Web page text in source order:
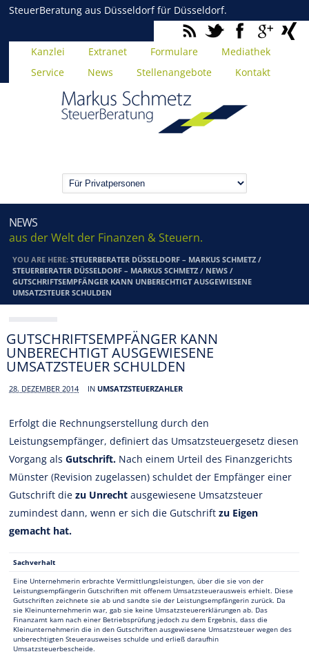
SteuerBeratung aus Düsseldorf für Düsseldorf.
Kanzlei Extranet Formulare
Mediathek
Service
News Stellenangebote Kontakt
NEWS
aus der Welt der Finanzen & Steuern.
YOU ARE HERE:STEUERBERATER DÜSSELDORF – MARKUS SCHMETZ /
STEUERBERATER DÜSSELDORF – MARKUS SCHMETZ / NEWS /
GUTSCHRIFTSEMPFÄNGER KANN UNBERECHTIGT AUSGEWIESENE
UMSATZSTEUER SCHULDEN
GUTSCHRIFTSEMPFÄNGER KANN
UNBERECHTIGT AUSGEWIESENE
UMSATZSTEUER SCHULDEN
28. DEZEMBER 2014 IN UMSATZSTEUERZAHLER
Erfolgt die Rechnungserstellung durch den
Leistungsempfänger, definiert das Umsatzsteuergesetz diesen
Vorgang alsGutschrift. Nach einem Urteil des Finanzgerichts
Münster (Revision zugelassen) schuldet der Empfänger einer
Gutschrift diezu Unrecht ausgewiesene Umsatzsteuer
zumindest dann, wenn er sich die Gutschriftzu Eigen
gemacht hat.
Sachverhalt
Eine Unternehmerin erbrachte Vermittlungsleistungen, über die sie von der
Leistungsempfängerin Gutschriften mit offenem Umsatzsteuerausweis erhielt. Diese
Gutschriften zeichnete sie ab und sandte sie der Leistungsempfängerin zurück. Da
sie Kleinunternehmerin war, gab sie keine Umsatzsteuererklärungen ab. Das
Finanzamt kam nach einer Betriebsprüfung jedoch zu dem Ergebnis, dass die
Kleinunternehmerin die in den Gutschriften ausgewiesene Umsatzsteuer wegen des
unberechtigten Steuerausweises schulde und erließ daraufhin
Umsatzsteuerbescheide.